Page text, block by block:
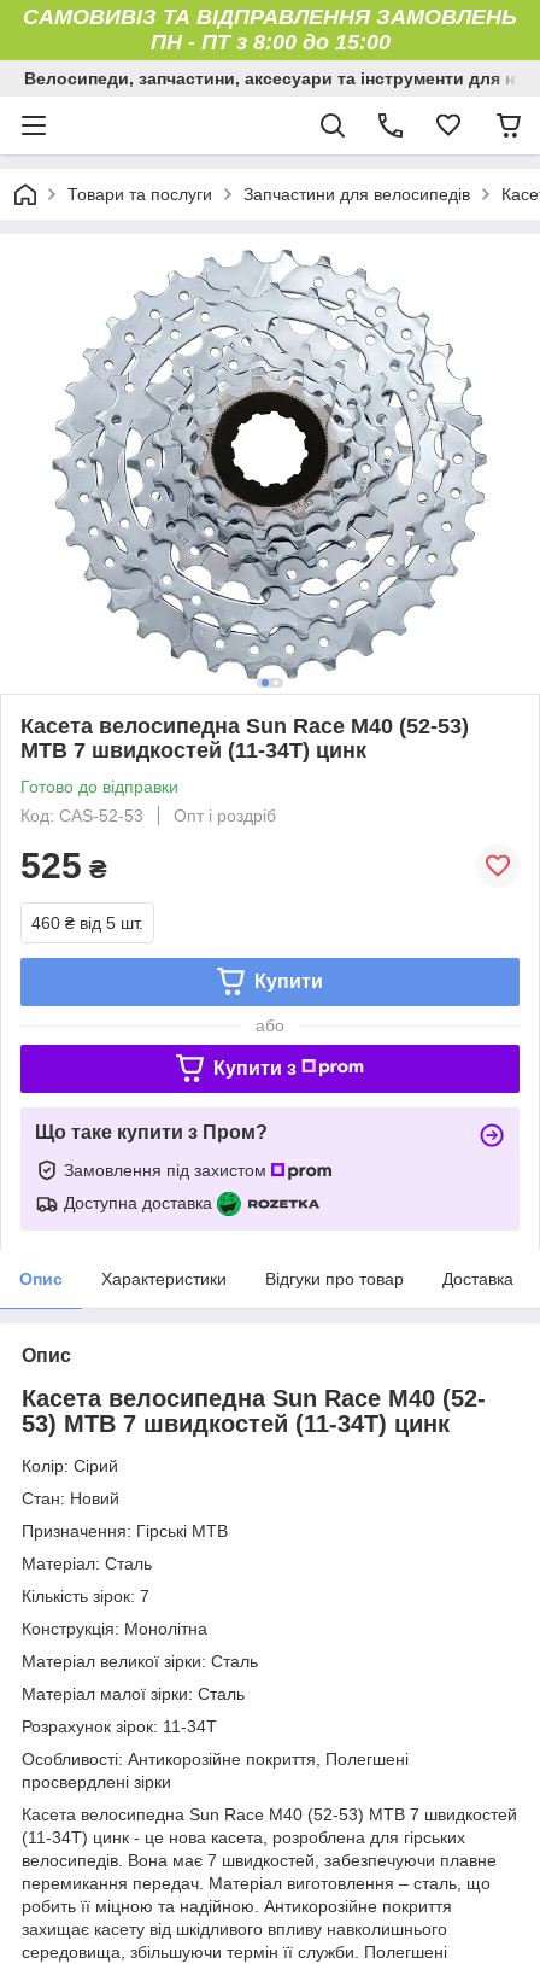
САМОВИВІЗ ТА ВІДПРАВЛЕННЯ ЗАМОВЛЕНЬ
ПН - ПТ з 8:00 до 15:00
Велосипеди, запчастини, аксесуари та інструменти для них
Товари та послуги Запчастини для велосипедів
Касета велосипедна Sun Race M40 (52-53)
MTB 7 швидкостей (11-34T) цинк
Готово до відправки
Код: CAS-52-53
Опт і роздріб
525 ₴
460 ₴ від 5 шт.
Купити
або
Купити з
Що таке купити з Пром?
Замовлення під захистом
Доступна доставка
Опис Характеристики Відгуки про товар Доставка
Опис
Касета велосипедна Sun Race M40 (52-
53) MTB 7 швидкостей (11-34T) цинк
Колір: Сірий
Стан: Новий
Призначення: Гірські MTB
Матеріал: Сталь
Кількість зірок: 7
Конструкція: Монолітна
Матеріал великої зірки: Сталь
Матеріал малої зірки: Сталь
Розрахунок зірок: 11-34T
Особливості: Антикорозійне покриття, Полегшені
просвердлені зірки
Касета велосипедна Sun Race M40 (52-53) MTB 7 швидкостей
(11-34T) цинк - це нова касета, розроблена для гірських
велосипедів. Вона має 7 швидкостей, забезпечуючи плавне
перемикання передач. Матеріал виготовлення – сталь, що
робить її міцною та надійною. Антикорозійне покриття
захищає касету від шкідливого впливу навколишнього
середовища, збільшуючи термін її служби. Полегшені